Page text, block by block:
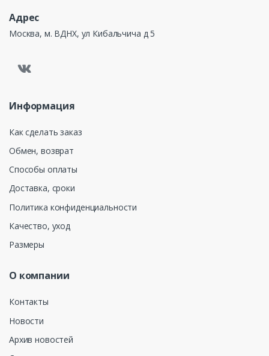
Адрес
Москва, м. ВДНХ, ул Кибальчича д 5
Информация
Как сделать заказ
Обмен, возврат
Способы оплаты
Доставка, сроки
Политика конфиденциальности
Качество, уход
Размеры
О компании
Контакты
Новости
Архив новостей